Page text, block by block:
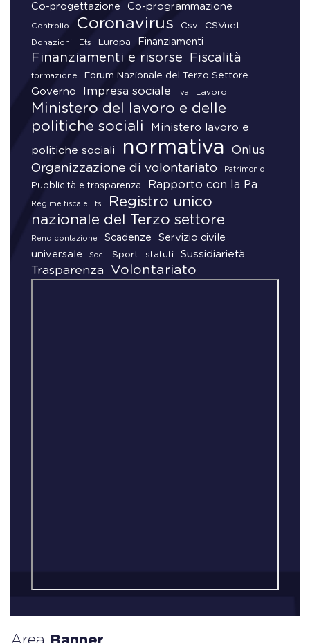
Co-progettazione Co-programmazione
Controllo Coronavirus Csv CSVnet
Donazioni Ets Europa Finanziamenti
Finanziamenti e risorse Fiscalità
formazione Forum Nazionale del Terzo Settore
Governo Impresa sociale Iva Lavoro
Ministero del lavoro e delle
politiche sociali
Ministero lavoro e
politiche sociali normativa Onlus
Organizzazione di volontariato Patrimonio
Pubblicità e trasparenza Rapporto con la Pa
Regime fiscale Ets
Registro unico
nazionale del Terzo settore
Rendicontazione Scadenze
Servizio civile
universale
Soci Sport statuti Sussidiarietà
Trasparenza Volontariato